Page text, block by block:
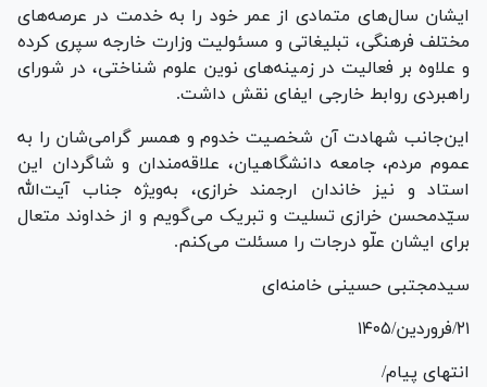
ایشان سال‌های متمادی از عمر خود را به خدمت در عرصه‌های
مختلف فرهنگی، تبلیغاتی و مسئولیت وزارت خارجه سپری کرده
و علاوه بر فعالیت در زمینه‌های نوین علوم شناختی، در شورای
راهبردی روابط خارجی ایفای نقش داشت.
این‌جانب شهادت آن شخصیت خدوم و همسر گرامی‌شان را به
عموم مردم، جامعه دانشگاهیان، علاقه‌مندان و شاگردان این
استاد و نیز خاندان ارجمند خرازی، به‌ویژه جناب آیت‌الله
سیّدمحسن خرازی تسلیت و تبریک می‌گویم و از خداوند متعال
برای ایشان علّو درجات را مسئلت می‌کنم.
سیدمجتبی حسینی خامنه‌ای
۲۱/فروردین/۱۴۰۵
انتهای پیام/